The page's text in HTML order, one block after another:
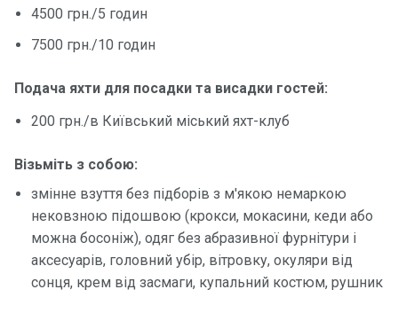
4500 грн./5 годин
7500 грн./10 годин
Подача яхти для посадки та висадки гостей:
200 грн./в Київський міський яхт-клуб
Візьміть з собою:
змінне взуття без підборів з м'якою немаркою
нековзною підошвою (крокси, мокасини, кеди або
можна босоніж), одяг без абразивної фурнітури і
аксесуарів, головний убір, вітровку, окуляри від
сонця, крем від засмаги, купальний костюм, рушник
Контакт